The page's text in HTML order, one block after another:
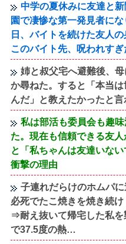
中学の夏休みに友達と
園で凄惨な第一発見者に
日、バイトを続けた友人
このバイト先、呪われすぎ
姉と叔父宅へ避難後、
か尋ねた。すると「本当
んだ」と教えたかったと
私は部活も委員会も趣
た。現在も信頼できる友
と「私ちゃんは友達いな
衝撃の理由
子連れだらけのホムパ
必死でたこ焼きを焼き続
⇒耐え抜いて帰宅した私
で37.5度の熱…